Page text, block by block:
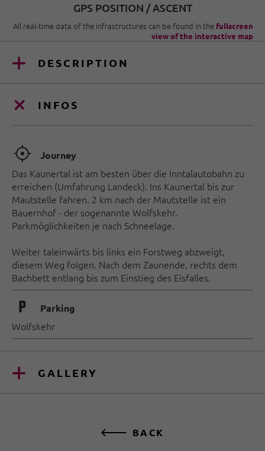
GPS POSITION / ASCENT
All real-time data of the infrastructures can be found in the fullscreen
view of the interactive map
DESCRIPTION
INFOS
🞞 Journey
Das Kaunertal ist am besten über die Inntalautobahn zu
erreichen (Umfahrung Landeck). Ins Kaunertal bis zur
Mautstelle fahren. 2 km nach der Mautstelle ist ein
Bauernhof - der sogenannte Wolfskehr.
Parkmöglichkeiten je nach Schneelage.
Weiter taleinwärts bis links ein Forstweg abzweigt,
diesem Weg folgen. Nach dem Zaunende, rechts dem
Bachbett entlang bis zum Einstieg des Eisfalles.
🐈 Parking
Wolfskehr
GALLERY
BACK